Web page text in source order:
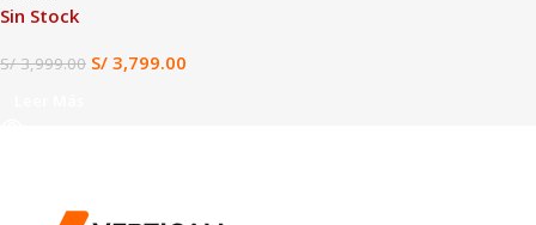
Sin Stock
S/3,999.00 S/ 3,799.00